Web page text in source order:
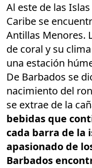
Al este de las
Caribe se
Antillas Menores.
de coral y su
una estación
De Barbados se
nacimiento del
se extrae de la
bebidas que
cada barra de la
apasionado de
Barbados